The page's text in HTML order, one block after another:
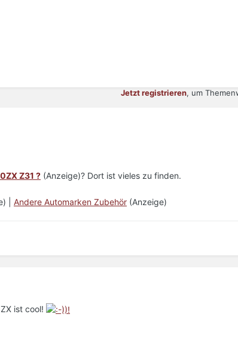
Jetzt registrieren, um
Z31 ? (Anzeige)? Dort ist vieles zu finden.
| Andere Automarken Zubehör (Anzeige)
ist cool!